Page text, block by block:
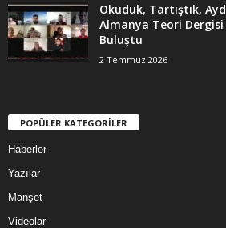
Okuduk, Tartıştık,
Almanya Teori Dergisi
Buluştu
2 Temmuz 2026
POPÜLER KATEGORİLER
Haberler
Yazılar
Manşet
Videolar